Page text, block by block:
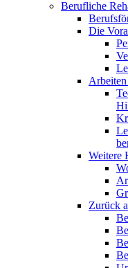
Berufliche
Die
Weitere
Zurück